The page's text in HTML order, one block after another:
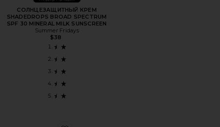
СОЛНЦЕЗАЩИТНЫЙ КРЕМ
SHADEDROPS BROAD SPECTRUM
SPF 30 MINERAL MILK SUNSCREEN
Summer Fridays
$38